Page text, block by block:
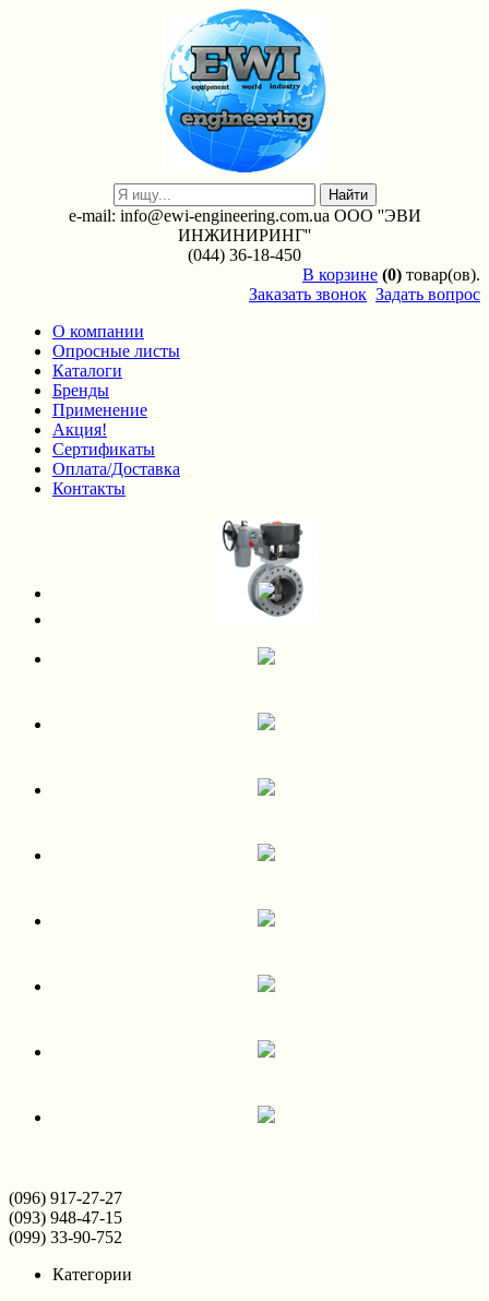
e-mail: info@ewi-engineering.com.ua ООО ''ЭВИ
ИНЖИНИРИНГ''
(044) 36-18-450
В корзине (0) товар(ов).
Заказать звонок Задать вопрос
О компании
Опросные листы
Каталоги
Бренды
Применение
Акция!
Сертификаты
Оплата/Доставка
Контакты
(096) 917-27-27
(093) 948-47-15
(099) 33-90-752
Категории